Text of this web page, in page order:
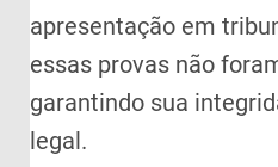
apresentação em
essas provas não
garantindo sua
legal.